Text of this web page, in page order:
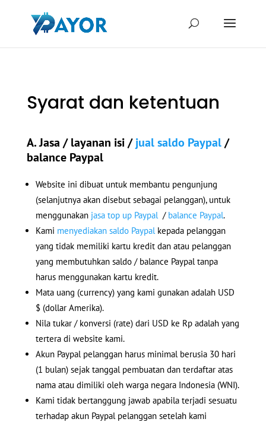
Syarat dan ketentuan
A. Jasa / layanan isi / jual saldo Paypal /
balance Paypal
Website ini dibuat untuk membantu pengunjung
(selanjutnya akan disebut sebagai pelanggan), untuk
menggunakan jasa top up Paypal/ balance Paypal.
Kami menyediakan saldo Paypalkepada pelanggan
yang tidak memiliki kartu kredit dan atau pelanggan
yang membutuhkan saldo / balance Paypal tanpa
harus menggunakan kartu kredit.
Mata uang (currency) yang kami gunakan adalah USD
$ (dollar Amerika).
Nila tukar / konversi (rate) dari USD ke Rp adalah yang
tertera di website kami.
Akun Paypal pelanggan harus minimal berusia 30 hari
(1 bulan) sejak tanggal pembuatan dan terdaftar atas
nama atau dimiliki oleh warga negara Indonesia (WNI).
Kami tidak bertanggung jawab apabila terjadi sesuatu
terhadap akun Paypal pelanggan setelah kami